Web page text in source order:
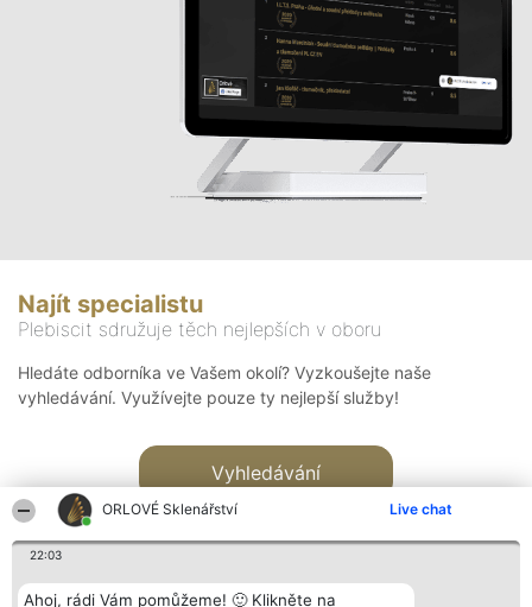
ORLOVÉ Sklenářství Live chat
22:03
Ahoj, rádi Vám pomůžeme! 🙂 Klikněte na
Najít specialistu
Plebiscit sdružuje těch nejlepších v oboru
Hledáte odborníka ve Vašem okolí? Vyzkoušejte naše
vyhledávání. Využívejte pouze ty nejlepší služby!
Vyhledávání